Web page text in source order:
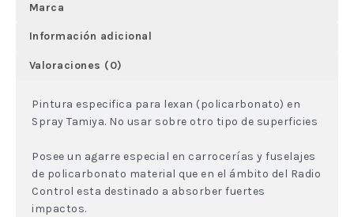
Marca
Información adicional
Valoraciones (0)
Pintura especifica para lexan (policarbonato) en
Spray Tamiya. No usar sobre otro tipo de superficies
Posee un agarre especial en carrocerías y fuselajes
de policarbonato material que en el ámbito del Radio
Control esta destinado a absorber fuertes
impactos.